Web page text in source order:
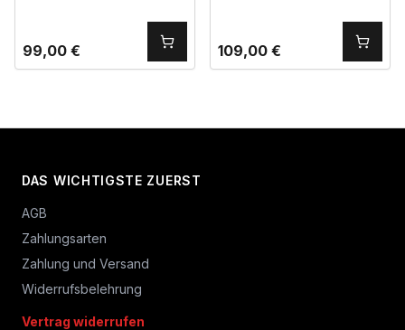
99,00 € 109,00 €
DAS WICHTIGSTE ZUERST
AGB
Zahlungsarten
Zahlung und Versand
Widerrufsbelehrung
Vertrag widerrufen